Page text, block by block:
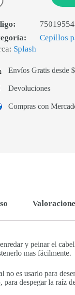
Cepillos
Splash
Envíos Gratis desde
Devoluciones
Compras con
y peinar el
mas fácilmente.
es usarlo para
despegar la raíz